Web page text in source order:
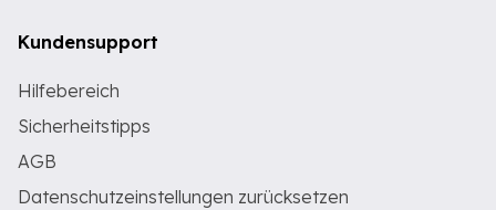
Kundensupport
Hilfebereich
Sicherheitstipps
AGB
Datenschutzeinstellungen zurücksetzen